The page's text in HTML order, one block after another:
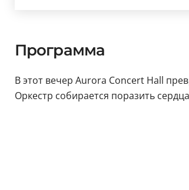
Программа
В этот вечер Aurora Concert Hall
Оркестр собирается поразить